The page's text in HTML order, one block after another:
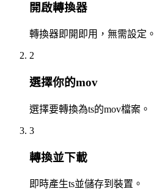
開啟轉換器
轉換器即開即用，無需設定。
2
選擇你的mov
選擇要轉換為ts的mov檔案。
3
轉換並下載
即時產生ts並儲存到裝置。